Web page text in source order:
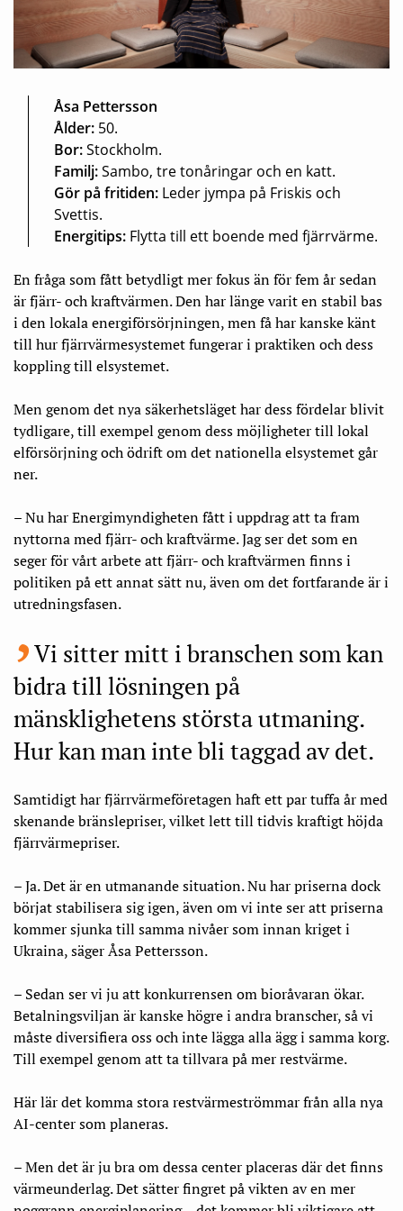
Åsa Pettersson
Ålder: 50.
Bor:Stockholm.
Familj:Sambo, tre tonåringar och en katt.
Gör på fritiden: Leder jympa på Friskis och
Svettis.
Energitips: Flytta till ett boende med fjärrvärme.
En fråga som fått betydligt mer fokus än för fem år sedan
är fjärr- och kraftvärmen. Den har länge varit en stabil bas
i den lokala energiförsörjningen, men få har kanske känt
till hur fjärrvärmesystemet fungerar i praktiken och dess
koppling till elsystemet.
Men genom det nya säkerhetsläget har dess fördelar blivit
tydligare, till exempel genom dess möjligheter till lokal
elförsörjning och ödrift om det nationella elsystemet går
ner.
– Nu har Energimyndigheten fått i uppdrag att ta fram
nyttorna med fjärr- och kraftvärme. Jag ser det som en
seger för vårt arbete att fjärr- och kraftvärmen finns i
politiken på ett annat sätt nu, även om det fortfarande är i
utredningsfasen.
Vi sitter mitt i branschen som kan
bidra till lösningen på
mänsklighetens största utmaning.
Hur kan man inte bli taggad av det.
Samtidigt har fjärrvärmeföretagen haft ett par tuffa år med
skenande bränslepriser, vilket lett till tidvis kraftigt höjda
fjärrvärmepriser.
– Ja. Det är en utmanande situation. Nu har priserna dock
börjat stabilisera sig igen, även om vi inte ser att priserna
kommer sjunka till samma nivåer som innan kriget i
Ukraina, säger Åsa Pettersson.
– Sedan ser vi ju att konkurrensen om bioråvaran ökar.
Betalningsviljan är kanske högre i andra branscher, så vi
måste diversifiera oss och inte lägga alla ägg i samma korg.
Till exempel genom att ta tillvara på mer restvärme.
Här lär det komma stora restvärmeströmmar från alla nya
AI-center som planeras.
– Men det är ju bra om dessa center placeras där det finns
värmeunderlag. Det sätter fingret på vikten av en mer